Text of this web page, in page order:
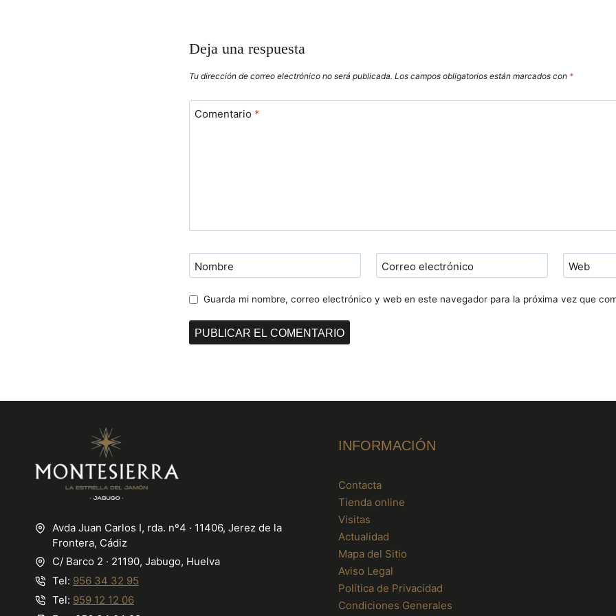
Deja una respuesta
Tu dirección de correo electrónico no será publicada. Los campos obligatorios están marcados con *
Comentario *
Nombre Correo electrónico Web
Guarda mi nombre, correo electrónico y web en este navegador para la próxima vez que
Avda Juan Carlos I, rda. nº4 · 11406, Jerez de la
Frontera, Cádiz
C/ Barco 2 · 21190, Jabugo, Huelva
Tel: 956 34 32 95
Tel: 959 12 12 06
INFORMACIÓN
Contacta
Tienda online
Visitas
Actualidad
Mapa del Sitio
Aviso Legal
Política de Privacidad
Condiciones Generales